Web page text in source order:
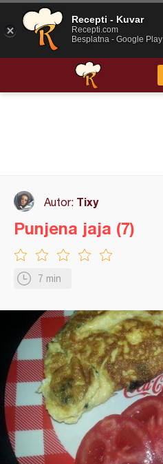
Autor: Tixy
7 min
Punjena jaja (7)
Recepti - Kuvar
Recepti.com
Besplatna - Google Play